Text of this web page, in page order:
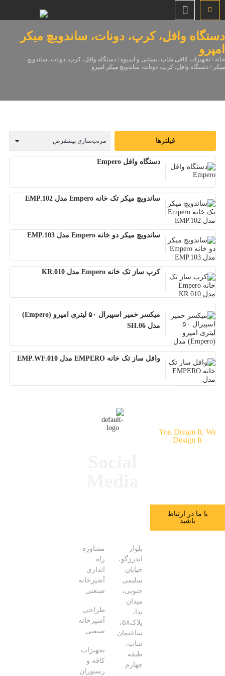
دستگاه وافل، کرپ، دونات، ساندویچ میکر
امپرو
خانه / تجهیزات کافی شاپ، بستنی و آبمیوه / دستگاه وافل، کرپ، دونات، ساندویچ
میکر / دستگاه وافل، کرپ، دونات، ساندویچ میکر امپرو
فیلترها
دستگاه وافل Empero
ساندویچ میکر تک خانه Empero مدل EMP.102
ساندویچ میکر دو خانه Empero مدل EMP.103
کرپ ساز تک خانه Empero مدل KR.010
میکسر خمیر اسپیرال ۵۰ لیتری امپرو (Empero)
مدل SH.06
وافل ساز تک خانه EMPERO مدل EMP.WF.010
You Dream It, We
Design It
با ما در ارتباط
باشید
بلوار
اندرزگو،
خیابان
سلیمی
جنوبی،
میدان
ندا،
پلاک۵۸،
ساختمان
شاب،
طبقه
چهارم
مشاوره
راه
اندازی
آشپزخانه
صنعتی
طراحی
آشپزخانه
صنعتی
تجهیزات
کافه و
رستوران